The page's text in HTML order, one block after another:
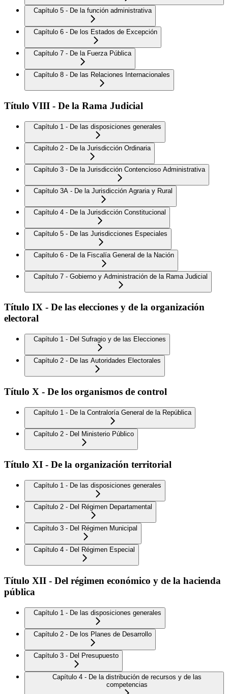
Capítulo 5 - De la función administrativa
Capítulo 6 - De los Estados de Excepción
Capítulo 7 - De la Fuerza Pública
Capítulo 8 - De las Relaciones Internacionales
Título VIII - De la Rama Judicial
Capítulo 1 - De las disposiciones generales
Capítulo 2 - De la Jurisdicción Ordinaria
Capítulo 3 - De la Jurisdicción Contencioso Administrativa
Capítulo 3A - De la Jurisdicción Agraria y Rural
Capítulo 4 - De la Jurisdicción Constitucional
Capítulo 5 - De las Jurisdicciones Especiales
Capítulo 6 - De la Fiscalía General de la Nación
Capítulo 7 - Gobierno y Administración de la Rama Judicial
Título IX - De las elecciones y de la organización
electoral
Capítulo 1 - Del Sufragio y de las Elecciones
Capítulo 2 - De las Autoridades Electorales
Título X - De los organismos de control
Capítulo 1 - De la Contraloría General de la República
Capítulo 2 - Del Ministerio Público
Título XI - De la organización territorial
Capítulo 1 - De las disposiciones generales
Capítulo 2 - Del Régimen Departamental
Capítulo 3 - Del Régimen Municipal
Capítulo 4 - Del Régimen Especial
Título XII - Del régimen económico y de la hacienda
pública
Capítulo 1 - De las disposiciones generales
Capítulo 2 - De los Planes de Desarrollo
Capítulo 3 - Del Presupuesto
Capítulo 4 - De la distribución de recursos y de las
competencias